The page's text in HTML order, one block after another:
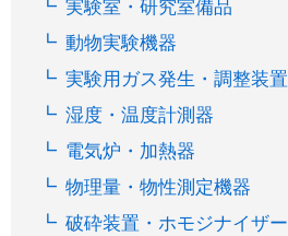
実験室・研究室備品
動物実験機器
実験用ガス発生・調整装置
湿度・温度計測器
電気炉・加熱器
物理量・物性測定機器
破砕装置・ホモジナイザー